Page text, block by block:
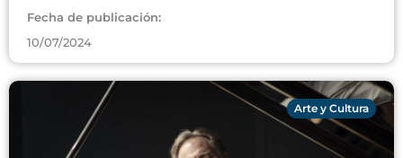
Fecha de publicación:
10/07/2024
Arte y Cultura